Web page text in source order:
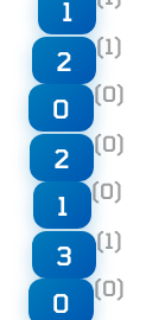
1
2 (1)
0 (0)
2 (0)
1 (0)
3 (1)
0 (0)